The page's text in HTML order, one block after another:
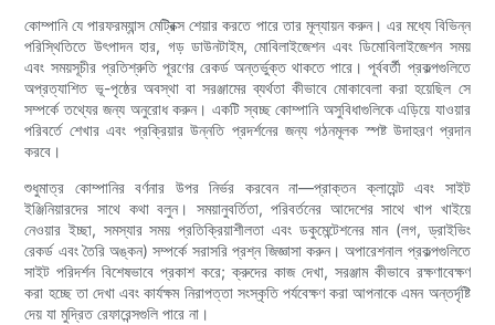
কোম্পানি যে পারফরম্যান্স মেট্রিক্স শেয়ার করতে পারে তার মূল্যায়ন করুন। এর মধ্যে বিভিন্ন
পরিস্থিতিতে উৎপাদন হার, গড় ডাউনটাইম, মোবিলাইজেশন এবং ডিমোবিলাইজেশন সময়
এবং সময়সূচীর প্রতিশ্রুতি পূরণের রেকর্ড অন্তর্ভুক্ত থাকতে পারে। পূর্ববর্তী প্রকল্পগুলিতে
অপ্রত্যাশিত ভূ-পৃষ্ঠের অবস্থা বা সরঞ্জামের ব্যর্থতা কীভাবে মোকাবেলা করা হয়েছিল সে
সম্পর্কে তথ্যের জন্য অনুরোধ করুন। একটি স্বচ্ছ কোম্পানি অসুবিধাগুলিকে এড়িয়ে যাওয়ার
পরিবর্তে শেখার এবং প্রক্রিয়ার উন্নতি প্রদর্শনের জন্য গঠনমূলক স্পষ্ট উদাহরণ প্রদান
করবে।
শুধুমাত্র কোম্পানির বর্ণনার উপর নির্ভর করবেন না—প্রাক্তন ক্লায়েন্ট এবং সাইট
ইঞ্জিনিয়ারদের সাথে কথা বলুন। সময়ানুবর্তিতা, পরিবর্তনের আদেশের সাথে খাপ খাইয়ে
নেওয়ার ইচ্ছা, সমস্যার সময় প্রতিক্রিয়াশীলতা এবং ডকুমেন্টেশনের মান (লগ, ড্রাইভিং
রেকর্ড এবং তৈরি অঙ্কন) সম্পর্কে সরাসরি প্রশ্ন জিজ্ঞাসা করুন। অপারেশনাল প্রকল্পগুলিতে
সাইট পরিদর্শন বিশেষভাবে প্রকাশ করে; ক্রুদের কাজ দেখা, সরঞ্জাম কীভাবে রক্ষণাবেক্ষণ
করা হচ্ছে তা দেখা এবং কার্যক্ষম নিরাপত্তা সংস্কৃতি পর্যবেক্ষণ করা আপনাকে এমন অন্তর্দৃষ্টি
দেয় যা মুদ্রিত রেফারেন্সগুলি পারে না।